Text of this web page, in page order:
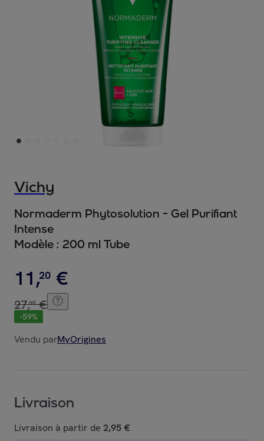
Vichy
Normaderm Phytosolution - Gel Purifiant
Intense
Modèle : 200 ml Tube
11,20 €
27,60 €
-59%
Vendu parMyOrigines
Livraison
Livraison à partir de 2,95 €